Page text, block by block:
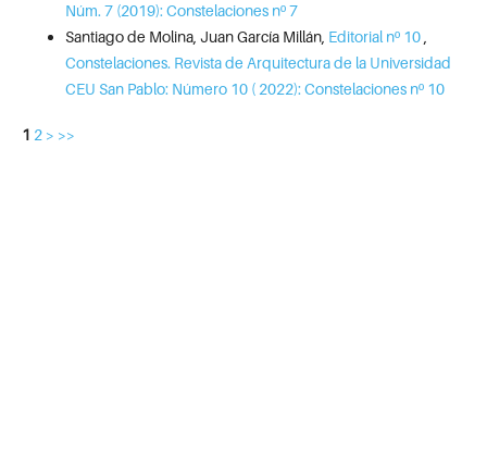
Núm. 7 (2019): Constelaciones nº 7
Santiago de Molina, Juan García Millán, Editorial nº 10
Constelaciones. Revista de Arquitectura de la Universidad
CEU San Pablo: Número 10 ( 2022): Constelaciones nº 10
1 2 > >>